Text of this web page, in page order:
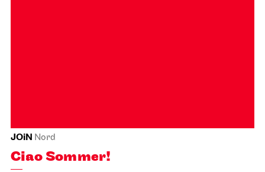
JOiN Nord
Ciao Sommer!